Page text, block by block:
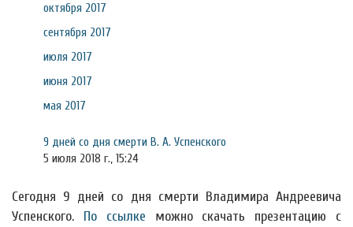
октября 2017
сентября 2017
июля 2017
июня 2017
мая 2017
9 дней со дня смерти В. А. Успенского
5 июля 2018 г., 15:24
Сегодня 9 дней со дня смерти Владимира Андреевича
Успенского. По ссылке можно скачать презентацию с